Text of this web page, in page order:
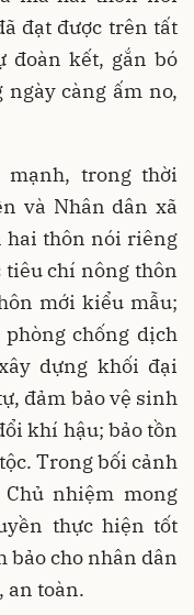
đạt được trên tất
đoàn kết, gắn bó
càng ấm no,
mạnh, trong thời
và Nhân dân xã
hai thôn nói riêng
tiêu chí nông thôn
mới kiểu mẫu;
chống dịch
dựng khối đại
đảm bảo vệ sinh
khí hậu; bảo tồn
Trong bối cảnh
nhiệm mong
thực hiện tốt
bảo cho nhân dân
an toàn.